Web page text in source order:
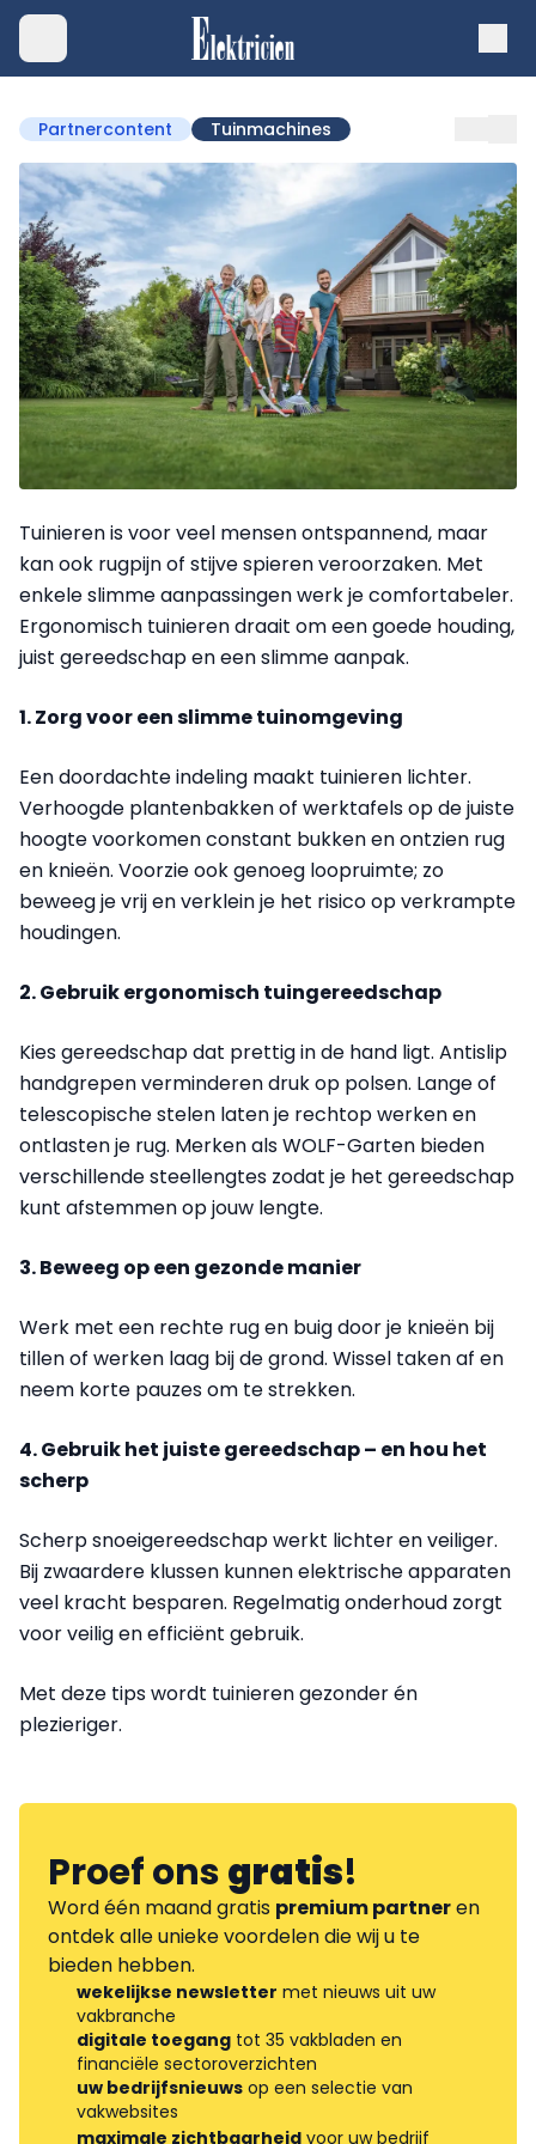
Partnercontent Tuinmachines
Tuinieren is voor veel mensen ontspannend, maar
kan ook rugpijn of stijve spieren veroorzaken. Met
enkele slimme aanpassingen werk je comfortabeler.
Ergonomisch tuinieren draait om een goede houding,
juist gereedschap en een slimme aanpak.
1. Zorg voor een slimme tuinomgeving
Een doordachte indeling maakt tuinieren lichter.
Verhoogde plantenbakken of werktafels op de juiste
hoogte voorkomen constant bukken en ontzien rug
en knieën. Voorzie ook genoeg loopruimte; zo
beweeg je vrij en verklein je het risico op verkrampte
houdingen.
2. Gebruik ergonomisch tuingereedschap
Kies gereedschap dat prettig in de hand ligt. Antislip
handgrepen verminderen druk op polsen. Lange of
telescopische stelen laten je rechtop werken en
ontlasten je rug. Merken als WOLF-Garten bieden
verschillende steellengtes zodat je het gereedschap
kunt afstemmen op jouw lengte.
3. Beweeg op een gezonde manier
Werk met een rechte rug en buig door je knieën bij
tillen of werken laag bij de grond. Wissel taken af en
neem korte pauzes om te strekken.
4. Gebruik het juiste gereedschap – en hou het
scherp
Scherp snoeigereedschap werkt lichter en veiliger.
Bij zwaardere klussen kunnen elektrische apparaten
veel kracht besparen. Regelmatig onderhoud zorgt
voor veilig en efficiënt gebruik.
Met deze tips wordt tuinieren gezonder én
plezieriger.
Proef onsgratis!
Word één maand gratis premium partneren
ontdek alle unieke voordelen die wij u te
bieden hebben.
wekelijkse newsletter met nieuws uit uw
vakbranche
digitale toegang tot 35 vakbladen en
financiële sectoroverzichten
uw bedrijfsnieuws op een selectie van
vakwebsites
maximale zichtbaarheid voor uw bedrijf